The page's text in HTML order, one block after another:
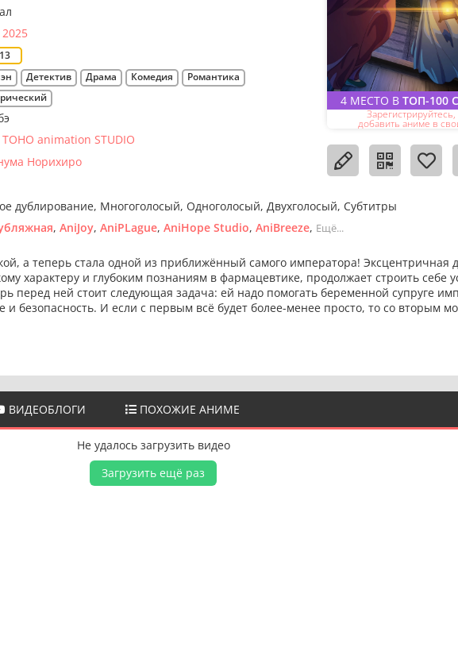
4 МЕСТО В ТОП-100
добавить аниме в
Детектив Драма Комедия
Романтика
TOHO animation STUDIO
Норихиро
дублирование Многоголосый Одноголосый Двухголосый Субтитры
AniJoy AniPLague AniHope Studio AniBreeze Ещё...
а теперь стала одной из приближённый самого императора! Эксцентричная
характеру и глубоким познаниям в фармацевтике, продолжает строить себе
перед ней стоит следующая задача: ей надо помогать беременной супруге
и безопасность. И если с первым всё будет более-менее просто, то со вторым
ВИДЕОБЛОГИ ПОХОЖИЕ АНИМЕ
Не удалось загрузить видео
Загрузить ещё раз